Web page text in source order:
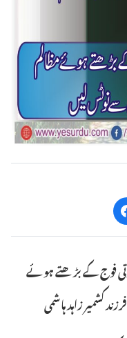
فوج کے بڑھتے ہوئے
کشمیر زاہد ہاشمی